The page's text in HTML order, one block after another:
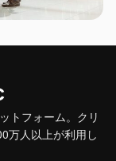
トフォーム。クリ
万人以上が利用し